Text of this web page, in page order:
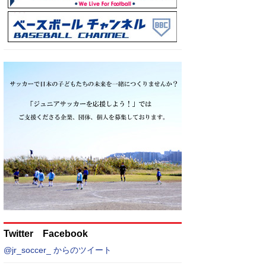
Twitter Facebook
@jr_soccer_ からのツイート